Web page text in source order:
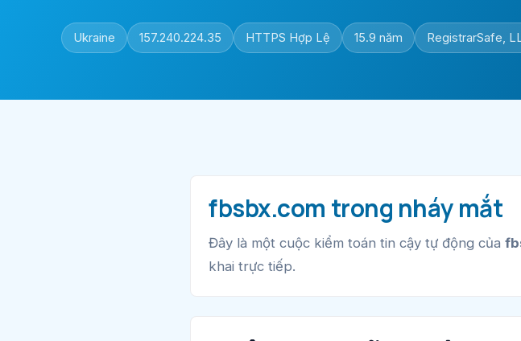
Ukraine 157.240.224.35 HTTPS Hợp Lệ 15.9 năm RegistrarSafe,
fbsbx.com trong nháy mắt
Đây là một cuộc kiểm toán tin cậy tự động của
khai trực tiếp.